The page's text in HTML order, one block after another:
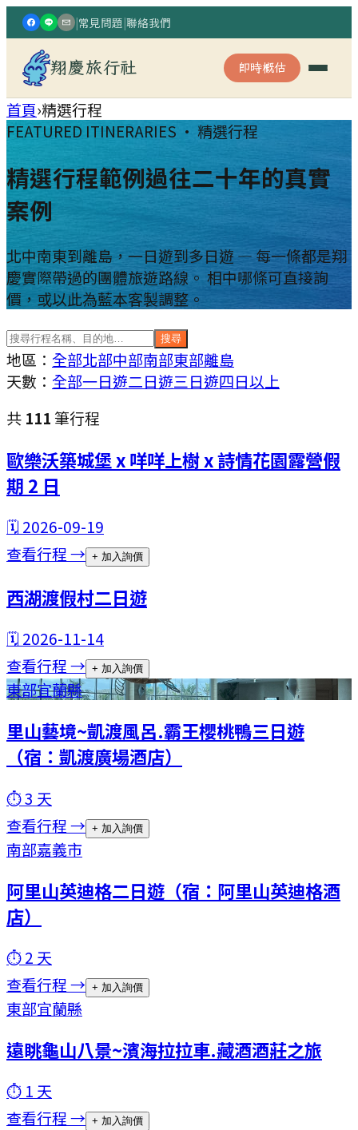
|常見問題|聯絡我們
翔慶旅行社 即時概估
首頁›精選行程
FEATURED ITINERARIES · 精選行程
精選行程範例過往二十年的真實
案例
北中南東到離島，一日遊到多日遊 — 每一條都是翔
慶實際帶過的團體旅遊路線。 相中哪條可直接詢
價，或以此為藍本客製調整。
搜尋
地區： 全部北部中部南部東部離島
天數： 全部一日遊二日遊三日遊四日以上
共 111 筆行程
歐樂沃築城堡 x 咩咩上樹 x 詩情花園露營假
期 2 日
🗓 2026-09-19
查看行程 → + 加入詢價
西湖渡假村二日遊
🗓 2026-11-14
查看行程 → + 加入詢價
東部宜蘭縣
里山藝境~凱渡風呂.霸王櫻桃鴨三日遊
（宿：凱渡廣場酒店）
⏱3 天
查看行程 → + 加入詢價
南部嘉義市
阿里山英迪格二日遊（宿：阿里山英迪格酒
店）
⏱2 天
查看行程 → + 加入詢價
東部宜蘭縣
遠眺龜山八景~濱海拉拉車.藏酒酒莊之旅
⏱ 1 天
查看行程 → + 加入詢價